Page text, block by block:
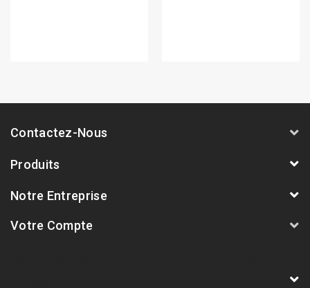
Contactez-Nous
Produits
Notre Entreprise
Votre Compte